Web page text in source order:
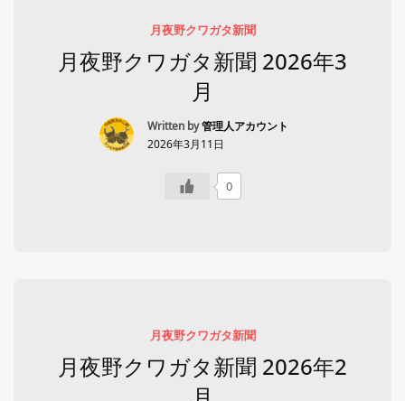
月夜野クワガタ新聞
月夜野クワガタ新聞 2026年3
月
Written by管理人アカウント
2026年3月11日
0
月夜野クワガタ新聞
月夜野クワガタ新聞 2026年2